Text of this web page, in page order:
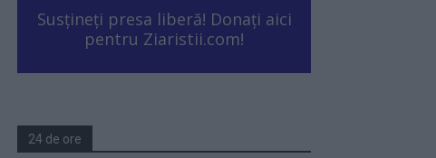
Susțineți presa liberă! Donați aici
pentru Ziaristii.com!
24 de ore